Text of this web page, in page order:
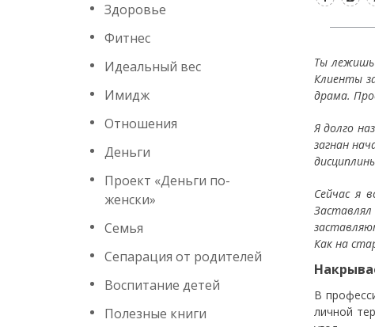
Здоровье
Фитнес
Идеальный вес
Имидж
Отношения
Деньги
Проект «Деньги по-
женски»
Семья
Сепарация от родителей
Воспитание детей
Полезные книги
Ты лежишь
Клиенты
драма.
Я долго
загнан
Сейчас я
Как на
В
личной